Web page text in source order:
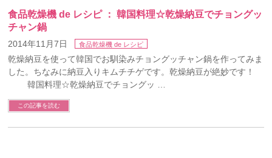
食品乾燥機 de レシピ ： 韓国料理☆乾燥納豆でチョングッ
チャン鍋
2014年11月7日 食品乾燥機 de レシピ
乾燥納豆を使って韓国でお馴染みチョングッチャン鍋を作ってみま
した。ちなみに納豆入りキムチチゲです。乾燥納豆が絶妙です！
韓国料理☆乾燥納豆でチョングッ …
この記事を読む